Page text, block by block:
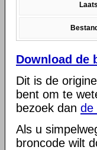
Download de
Dit is de
bent om te
bezoek dan de
Als u
broncode wilt